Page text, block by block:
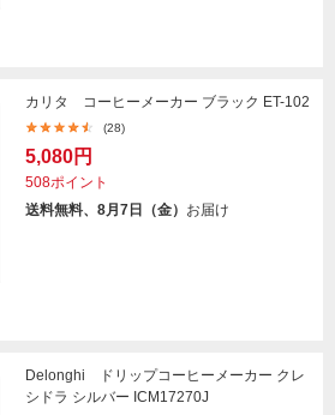
カリタ コーヒーメーカー ブラック ET-102
(28)
5,080円
508ポイント
送料無料、8月7日（金） お届け
Delonghi ドリップコーヒーメーカー クレ
シドラ シルバー ICM17270J